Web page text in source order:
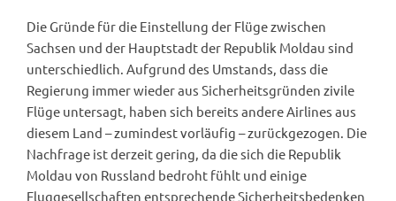
Die Gründe für die Einstellung der Flüge zwischen
Sachsen und der Hauptstadt der Republik Moldau sind
unterschiedlich. Aufgrund des Umstands, dass die
Regierung immer wieder aus Sicherheitsgründen zivile
Flüge untersagt, haben sich bereits andere Airlines aus
diesem Land – zumindest vorläufig – zurückgezogen. Die
Nachfrage ist derzeit gering, da die sich die Republik
Moldau von Russland bedroht fühlt und einige
Fluggesellschaften entsprechende Sicherheitsbedenken